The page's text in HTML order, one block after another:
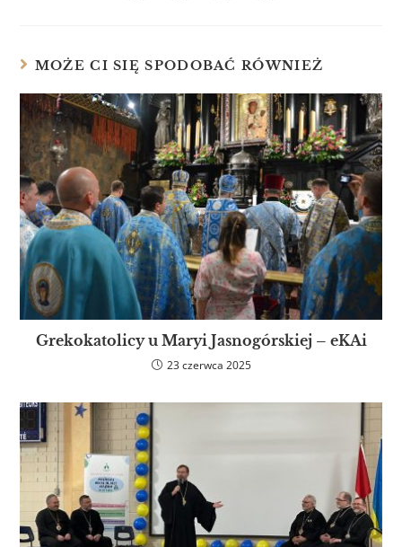
MOŻE CI SIĘ SPODOBAĆ RÓWNIEŻ
Grekokatolicy u Maryi Jasnogórskiej – eKAi
23 czerwca 2025